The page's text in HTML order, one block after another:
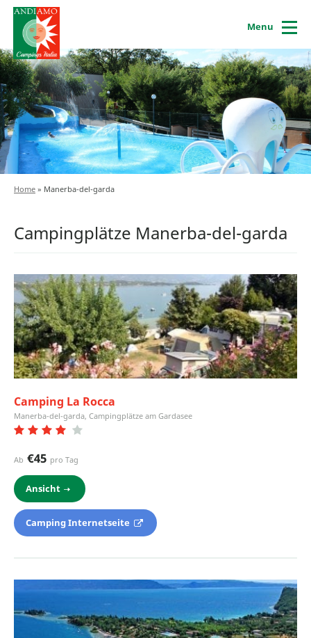
Menu
Home » Manerba-del-garda
Campingplätze Manerba-del-garda
Camping La Rocca
Manerba-del-garda, Campingplätze am Gardasee
Ab €45 pro Tag
Ansicht
Camping Internetseite